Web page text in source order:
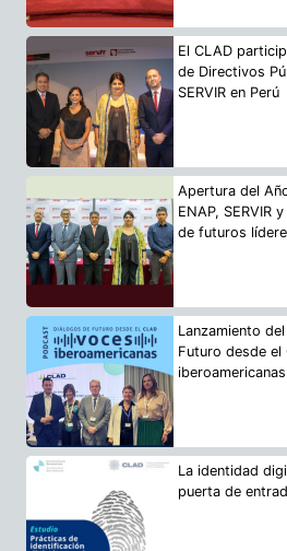
El CLAD
de Directivos
SERVIR en Perú
Apertura del
ENAP, SERVIR
de futuros
Lanzamiento
Futuro desde el
La identidad
puerta de